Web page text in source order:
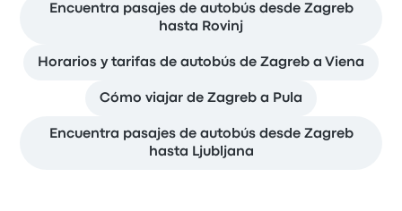
Encuentra pasajes de autobús desde Zagreb
hasta Rovinj
Horarios y tarifas de autobús de Zagreb a Viena
Cómo viajar de Zagreb a Pula
Encuentra pasajes de autobús desde Zagreb
hasta Ljubljana